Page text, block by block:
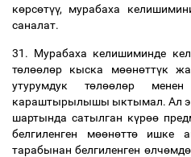
көрсөтүү, мурабаха
саналат.
31. Мурабаха келишиминде
төлөөлөр кыска мөөнөттүк
утурумдук
төлөөлөр менен
караштырылышы ыктымал. Ал
шартында сатылган күрөө
белгиленген
мөөнөттө ишке
тарабынан белгиленген өлчөмдө